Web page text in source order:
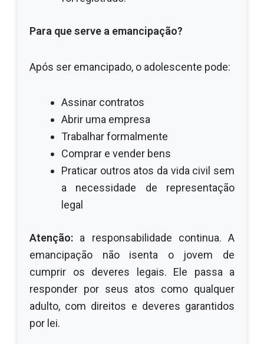
Para que serve a emancipação?
Após ser emancipado, o adolescente pode:
Assinar contratos
Abrir uma empresa
Trabalhar formalmente
Comprar e vender bens
Praticar outros atos da vida civil sem
a necessidade de representação
legal
Atenção: a responsabilidade continua. A
emancipação não isenta o jovem de
cumprir os deveres legais. Ele passa a
responder por seus atos como qualquer
adulto, com direitos e deveres garantidos
por lei.